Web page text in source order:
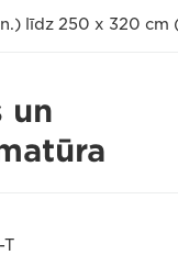
līdz 250 x 320 cm
un
T